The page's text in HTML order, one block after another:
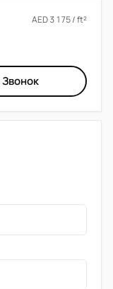
AED 3 175 / ft²
Звонок